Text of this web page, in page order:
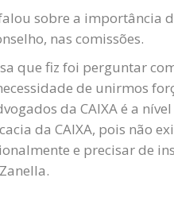
sobre a importância
nas comissões.
que fiz foi perguntar
de unirmos
da CAIXA é a
da CAIXA, pois não
e precisar de